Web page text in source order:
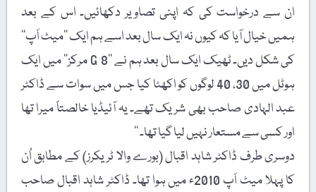
ان سے درخواست کی کہ اپنی تصاویر دکھائیں۔ اس کے بعد
ہمیں خیال آیا کہ کیوں نہ ایک سال بعد اسے ہم ایک ’’میٹ اَپ‘‘
کی شکل دیں۔ ٹھیک ایک سال بعد ہم نے ’’G 8 مرکز‘‘ میں ایک
ہوٹل میں 30، 40 لوگوں کو اکھٹا کیا جس میں سوات سے ڈاکٹر
عبد الہادی صاحب بھی شریک تھے۔ یہ آئیڈیا خالصتاً میرا تھا
اور کسی سے مستعار نہیں لیا گیا تھا۔ ‘‘
دوسری طرف ڈاکٹر شاہد اقبال (بورے والا ٹریکرز) کے مطابق اُن
کا پہلا میٹ اَپ 2010ء میں ہوا تھا۔ ڈاکٹر شاہد اقبال صاحب